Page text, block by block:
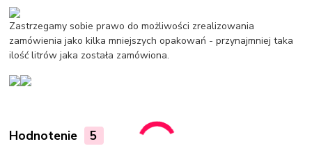
Zastrzegamy sobie prawo do możliwości zrealizowania
zamówienia jako kilka mniejszych opakowań - przynajmniej taka
ilość litrów jaka została zamówiona.
Hodnotenie 5